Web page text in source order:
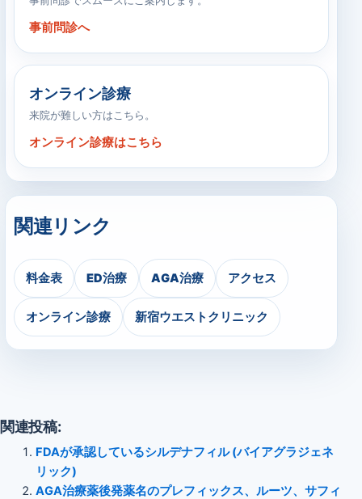
事前問診へ
オンライン診療
来院が難しい方はこちら。
オンライン診療はこちら
関連リンク
料金表 ED治療 AGA治療 アクセス
オンライン診療 新宿ウエストクリニック
関連投稿:
FDAが承認しているシルデナフィル (バイアグラジェネ
リック)
AGA治療薬後発薬名のプレフィックス、ルーツ、サフィ